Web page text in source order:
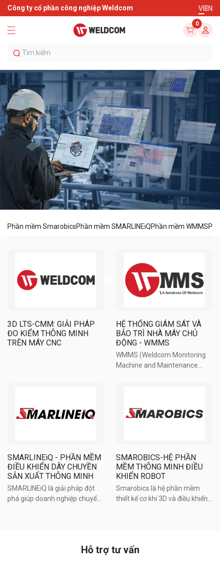
Công ty cổ phần công nghiệp Weldcom VIEN
0
Thiết bị phần mềm
Phần mềm SmarobicsPhần mềm SMARLINEiQPhần mềm WMMS
3D LTS-CMM: GIẢI PHÁP
ĐO KIỂM THÔNG MINH
TRÊN MÁY CNC
HỆ THỐNG GIÁM SÁT VÀ
BẢO TRÌ NHÀ MÁY CHỦ
ĐỘNG - WMMS
WMMS (Weldcom Monitoring
Machine and Maintenance
hiệu suất và bảo trì thiết bị của
các doanh nghiệp sản xuất. Hệ
SMARLINEiQ - PHẦN MỀM
ĐIỀU KHIỂN DÂY CHUYỀN
SẢN XUẤT THÔNG MINH
SMARLINEiQ là giải pháp đột
phá giúp doanh nghiệp chuyển
SMAROBICS-HỆ PHẦN
MỀM THÔNG MINH ĐIỀU
KHIỂN ROBOT
Smarobics là hệ phần mềm
thiết kế cơ khí 3D và điều khiển
Hỗ trợ tư vấn